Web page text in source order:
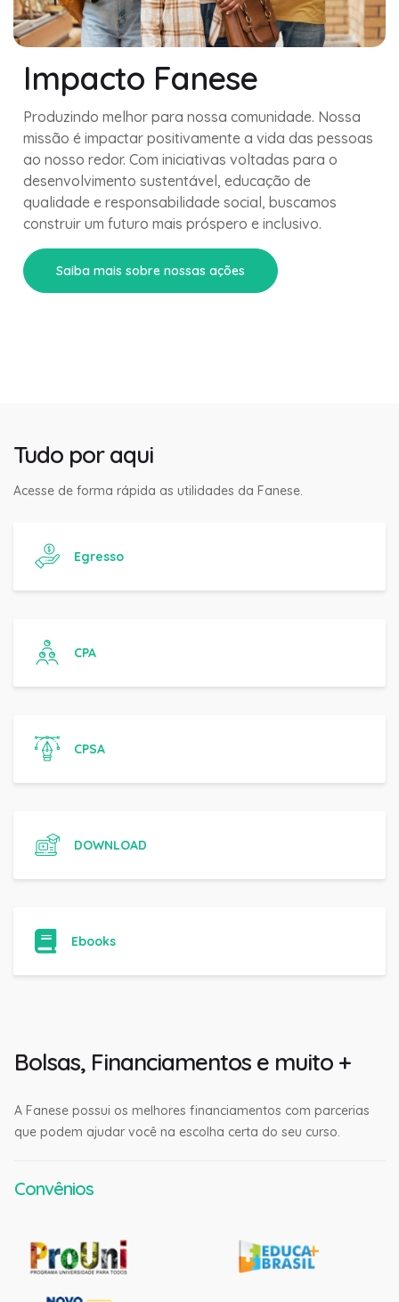
Impacto Fanese
Produzindo melhor para nossa comunidade. Nossa
missão é impactar positivamente a vida das pessoas
ao nosso redor. Com iniciativas voltadas para o
desenvolvimento sustentável, educação de
qualidade e responsabilidade social, buscamos
construir um futuro mais próspero e inclusivo.
Saiba mais sobre nossas ações
Tudo por aqui
Acesse de forma rápida as utilidades da Fanese.
Egresso
CPA
CPSA
DOWNLOAD
Ebooks
Bolsas, Financiamentos e muito +
A Fanese possui os melhores financiamentos com parcerias
que podem ajudar você na escolha certa do seu curso.
Convênios